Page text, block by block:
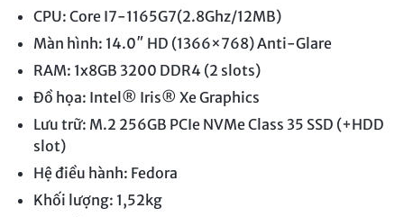
CPU: Core I7-1165G7(2.8Ghz/12MB)
Màn hình: 14.0″ HD (1366×768) Anti-Glare
RAM: 1x8GB 3200 DDR4 (2 slots)
Đồ họa: Intel® Iris® Xe Graphics
Lưu trữ: M.2 256GB PCIe NVMe Class 35 SSD (+HDD
slot)
Hệ điều hành: Fedora
Khối lượng: 1,52kg